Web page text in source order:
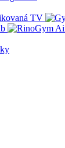
TV